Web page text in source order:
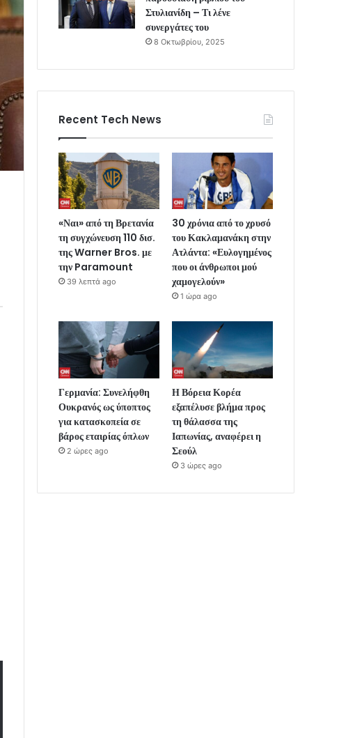
Στυλιανίδη – Τι λένε
συνεργάτες του
8 Οκτωβρίου, 2025
Recent Tech News
«Ναι» από τη Βρετανία
τη συγχώνευση 110 δισ.
της Warner Bros. με
την Paramount
39 λεπτά ago
30 χρόνια από το χρυσό
του Κακλαμανάκη στην
Ατλάντα: «Ευλογημένος
που οι άνθρωποι μού
χαμογελούν»
1 ώρα ago
Γερμανία: Συνελήφθη
Ουκρανός ως ύποπτος
για κατασκοπεία σε
βάρος εταιρίας όπλων
2 ώρες ago
Η Βόρεια Κορέα
εξαπέλυσε βλήμα προς
τη θάλασσα της
Ιαπωνίας, αναφέρει η
Σεούλ
3 ώρες ago